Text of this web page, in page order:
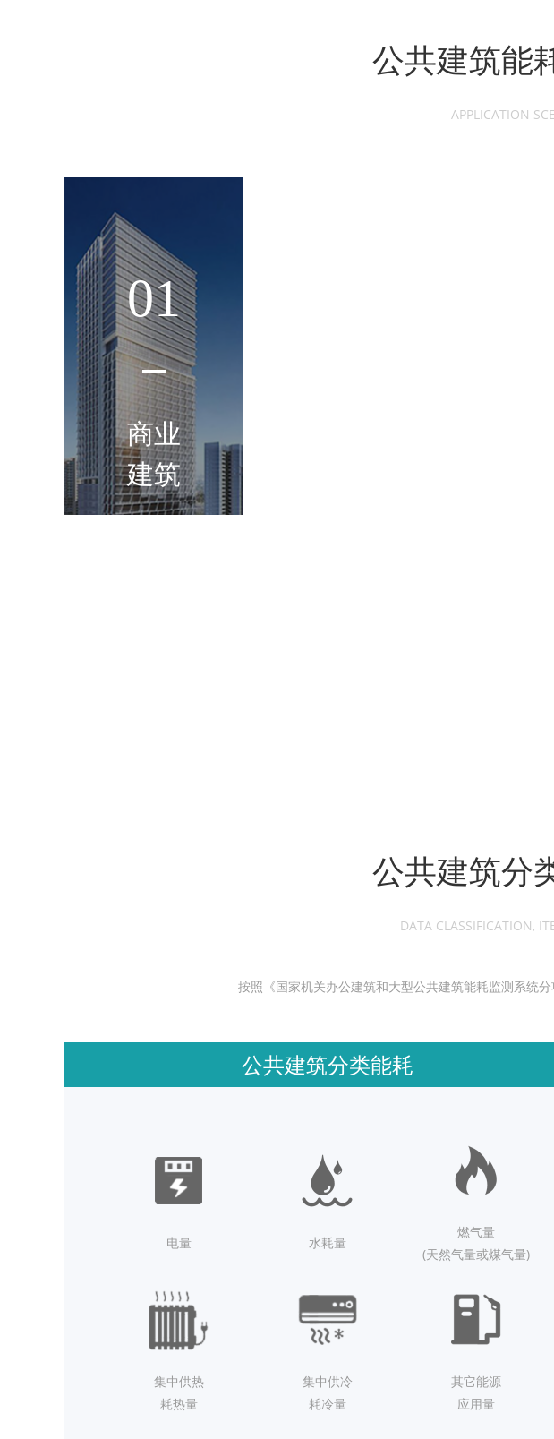
公共建筑能
APPLICATION
01
商业
建筑
公共建筑分
DATA CLASSIFICATION,
按照《国家机关办公建筑和大型公共建筑能耗监测系统
公共建筑分类能耗
电量 水耗量
燃气量
(天然气量或煤气量)
集中供热
耗热量
集中供冷
耗冷量
其它能源
应用量